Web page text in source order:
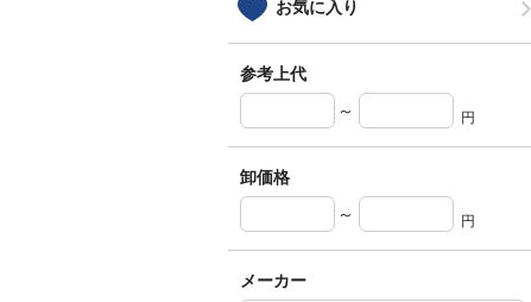
お気に入り
参考上代
～
円
卸価格
～
円
メーカー